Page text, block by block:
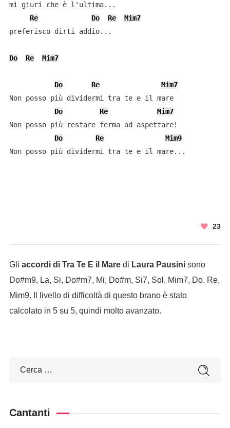
mi giuri che è l'ultima...
Re
Do Re
Mim7
preferisco dirti addio...
Do Re Mim7
Do Re
Mim7
Non posso più dividermi tra te e il mare
Do
Re
Mim7
Non posso più restare ferma ad aspettare!
Do
Re
Mim9
Non posso più dividermi tra te e il mare...
23
Gli accordi di Tra Te E il Maredi Laura Pausinisono
Do#m9, La, Si, Do#m7, Mi, Do#m, Si7, Sol, Mim7, Do, Re,
Mim9. Il livello di difficoltà di questo brano è stato
calcolato in 5 su 5, quindi molto avanzato.
Cantanti